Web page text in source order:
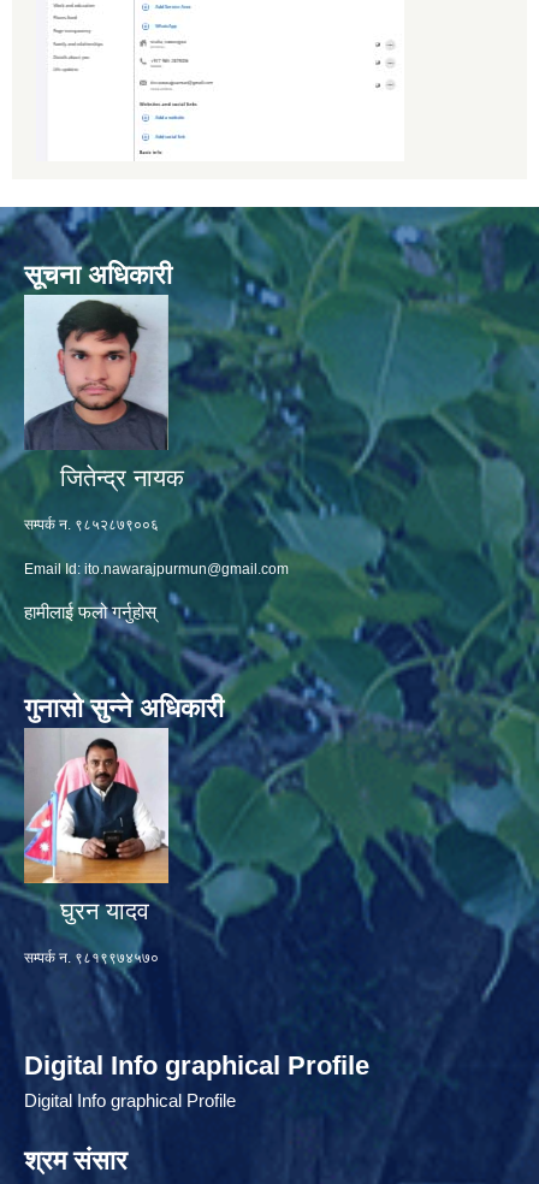
सूचना अधिकारी
जितेन्द्र नायक
सम्पर्क न. ९८५२८७९००६
Email Id: ito.nawarajpurmun@gmail.com
हामीलाई फलो गर्नुहोस्
गुनासो सुन्ने अधिकारी
घुरन यादव
सम्पर्क न. ९८१९९७४५७०
Digital Info graphical Profile
Digital Info graphical Profile
श्रम संसार